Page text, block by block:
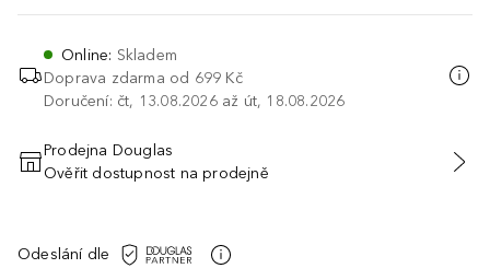
Online: Skladem
Doprava zdarma od 699 Kč
Doručení: čt, 13.08.2026 až út, 18.08.2026
PŘIDAT DO KOŠÍKU
Prodejna Douglas
Ověřit dostupnost na prodejně
Odeslání dle